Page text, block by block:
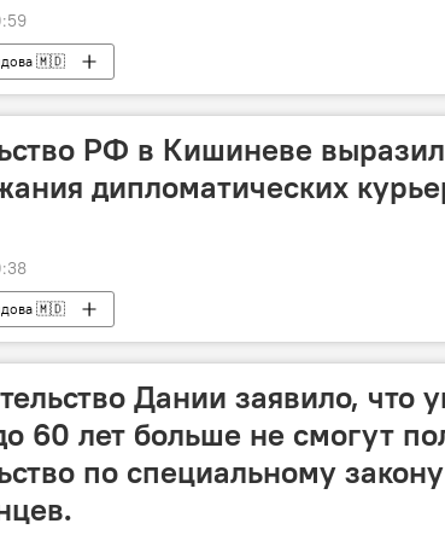
🇲🇩
РФ в Кишиневе
дипломатических
🇲🇩
Дании заявило, что
60 лет больше не смогут
по специальному